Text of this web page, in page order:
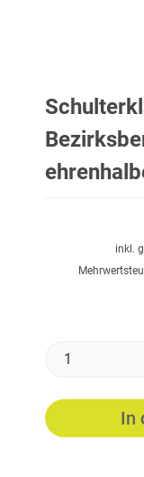
inkl.
In